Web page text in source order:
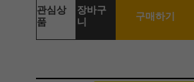
관심상
품
장바구
니
구매하기